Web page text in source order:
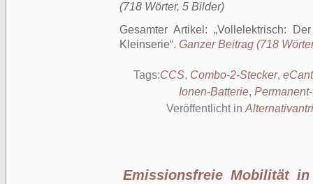
(718 Wörter, 5 Bilder)
Gesamter Artikel:
Vollelektrisch:
Kleinserie . Ganzer Beitrag (718
Tags:CCS, Combo-2-Stecker,
Ionen-Batterie,
Veröffentlicht in
Emissionsfreie Mobilität